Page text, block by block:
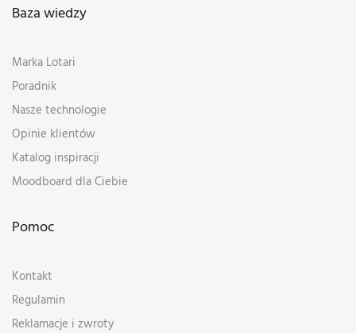
Baza wiedzy
Marka Lotari
Poradnik
Nasze technologie
Opinie klientów
Katalog inspiracji
Moodboard dla Ciebie
Pomoc
Kontakt
Regulamin
Reklamacje i zwroty